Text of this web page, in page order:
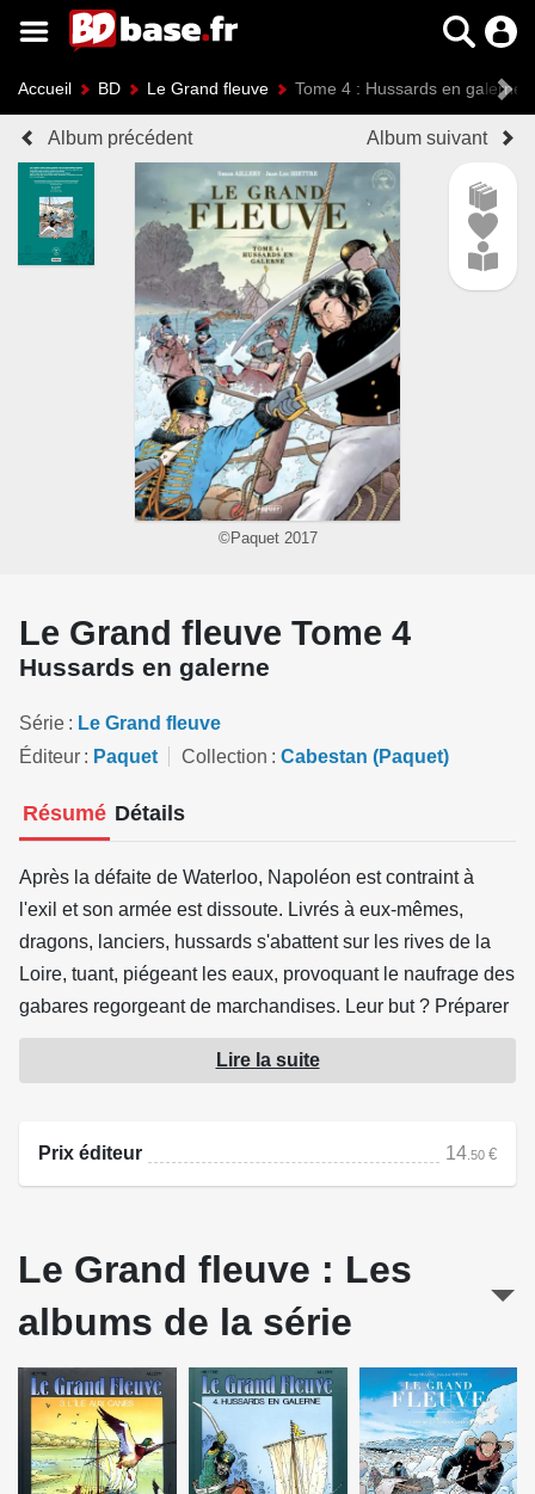
Accueil BD Le Grand fleuve Tome 4 : Hussards en galerne
Album précédent Album suivant
©Paquet 2017
Le Grand fleuve Tome 4
Hussards en galerne
Série
Le Grand fleuve
Éditeur
Paquet Collection Cabestan (Paquet)
Résumé Détails
Après la défaite de Waterloo, Napoléon est contraint à
l'exil et son armée est dissoute. Livrés à eux-mêmes,
dragons, lanciers, hussards s'abattent sur les rives de la
Loire, tuant, piégeant les eaux, provoquant le naufrage des
gabares regorgeant de marchandises. Leur but ? Préparer
le retour de l'Empereur en amassant un trésor de guerre.
Afin que le Grand Fleuve retrouve sa paix d'antan, Jean
Lire la suite
Prix éditeur 14.50 €
Le Grand fleuve : Les
albums de la série